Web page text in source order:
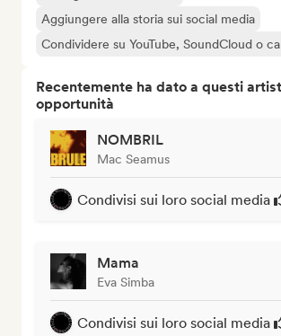
Aggiungere alla storia sui social media
Condividere su YouTube, SoundCloud o
Recentemente ha dato a questi
opportunità
NOMBRIL
Mac Seamus
Condivisi sui loro social media
Mama
Eva Simba
Condivisi sui loro social media